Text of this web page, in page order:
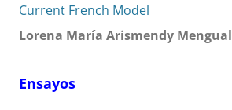
Current French Model
Lorena María Arismendy Mengual
Ensayos